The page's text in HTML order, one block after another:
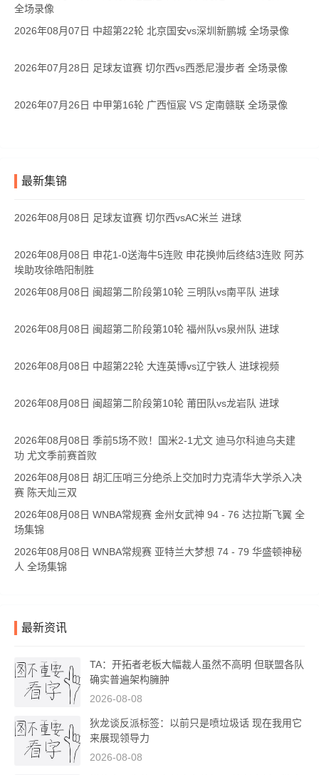
全场录像
2026年08月07日 中超第22轮 北京国安vs深圳新鹏城 全场录像
2026年07月28日 足球友谊赛 切尔西vs西悉尼漫步者 全场录像
2026年07月26日 中甲第16轮 广西恒宸 VS 定南赣联 全场录像
最新集锦
2026年08月08日 足球友谊赛 切尔西vsAC米兰 进球
2026年08月08日 申花1-0送海牛5连败 申花换帅后终结3连败 阿苏
埃助攻徐皓阳制胜
2026年08月08日 闽超第二阶段第10轮 三明队vs南平队 进球
2026年08月08日 闽超第二阶段第10轮 福州队vs泉州队 进球
2026年08月08日 中超第22轮 大连英博vs辽宁铁人 进球视频
2026年08月08日 闽超第二阶段第10轮 莆田队vs龙岩队 进球
2026年08月08日 季前5场不败！国米2-1尤文 迪马尔科迪乌夫建
功 尤文季前赛首败
2026年08月08日 胡汇压哨三分绝杀上交加时力克清华大学杀入决
赛 陈天灿三双
2026年08月08日 WNBA常规赛 金州女武神 94 - 76 达拉斯飞翼 全
场集锦
2026年08月08日 WNBA常规赛 亚特兰大梦想 74 - 79 华盛顿神秘
人 全场集锦
最新资讯
TA：开拓者老板大幅裁人虽然不高明 但联盟各队
确实普遍架构臃肿
2026-08-08
狄龙谈反派标签：以前只是喷垃圾话 现在我用它
来展现领导力
2026-08-08